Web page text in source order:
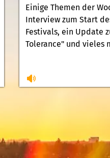
Einige Themen der
Interview zum Start
Festivals, ein Update
Tolerance" und vieles